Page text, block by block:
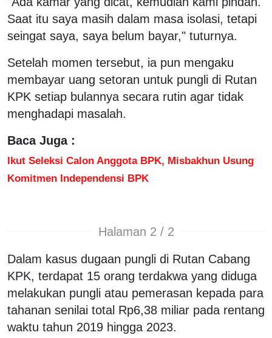
Saat itu saya masih dalam masa isolasi, tetapi
seingat saya, saya belum bayar," tuturnya.
Setelah momen tersebut, ia pun mengaku
membayar uang setoran untuk pungli di Rutan
KPK setiap bulannya secara rutin agar tidak
menghadapi masalah.
Baca Juga :
Ikut Seleksi Calon Anggota BPK, Misbakhun Usung
Komitmen Independensi BPK
Halaman 2 / 2
Dalam kasus dugaan pungli di Rutan Cabang
KPK, terdapat 15 orang terdakwa yang diduga
melakukan pungli atau pemerasan kepada para
tahanan senilai total Rp6,38 miliar pada rentang
waktu tahun 2019 hingga 2023.